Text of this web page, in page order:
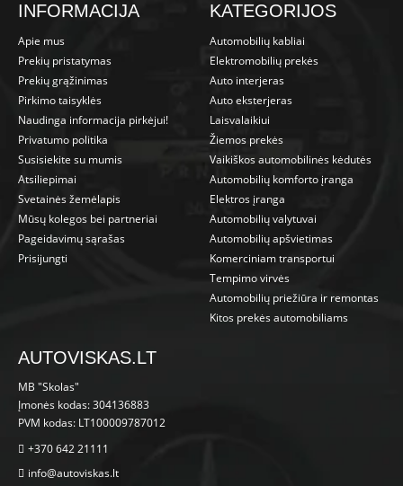
INFORMACIJA
Apie mus
Prekių pristatymas
Prekių grąžinimas
Pirkimo taisyklės
Naudinga informacija pirkėjui!
Privatumo politika
Susisiekite su mumis
Atsiliepimai
Svetainės žemėlapis
Mūsų kolegos bei partneriai
Pageidavimų sąrašas
Prisijungti
KATEGORIJOS
Automobilių kabliai
Elektromobilių prekės
Auto interjeras
Auto eksterjeras
Laisvalaikiui
Žiemos prekės
Vaikiškos automobilinės kėdutės
Automobilių komforto įranga
Elektros įranga
Automobilių valytuvai
Automobilių apšvietimas
Komerciniam transportui
Tempimo virvės
Automobilių priežiūra ir remontas
Kitos prekės automobiliams
AUTOVISKAS.LT
MB "Skolas"
Įmonės kodas: 304136883
PVM kodas: LT100009787012
+370 642 21111
info@autoviskas.lt